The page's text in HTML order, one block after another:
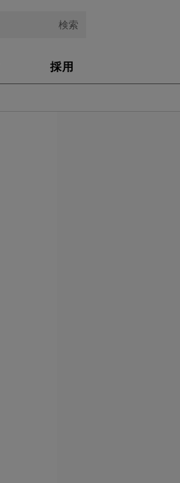
検索
採用